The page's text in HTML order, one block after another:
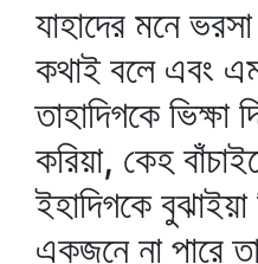
যাহাদের মনে
কথাই বলে এবং
তাহাদিগকে ভিক্ষা
করিয়া, কেহ
ইহাদিগকে
একজনে না পারে